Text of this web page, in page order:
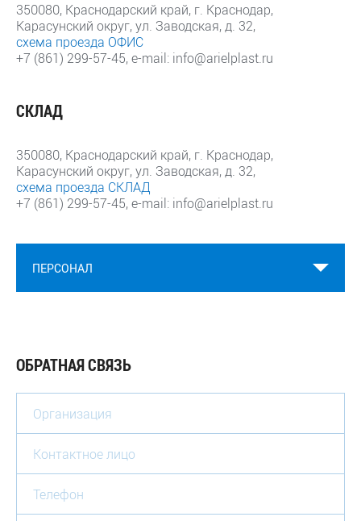
350080, Краснодарский край, г. Краснодар,
Карасунский округ, ул. Заводская, д. 32,
схема проезда ОФИС
+7 (861) 299-57-45, e-mail: info@arielplast.ru
СКЛАД
350080, Краснодарский край, г. Краснодар,
Карасунский округ, ул. Заводская, д. 32,
схема проезда СКЛАД
+7 (861) 299-57-45, e-mail: info@arielplast.ru
ПЕРСОНАЛ
ОБРАТНАЯ СВЯЗЬ